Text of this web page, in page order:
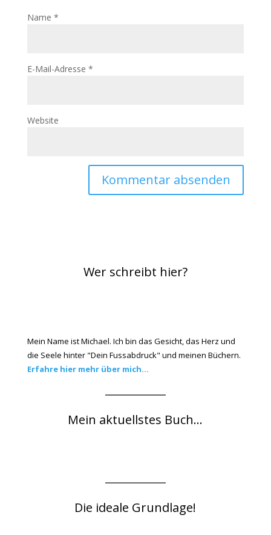
Name *
E-Mail-Adresse *
Website
Wer schreibt hier?
Mein Name ist Michael. Ich bin das Gesicht, das Herz und
die Seele hinter "Dein Fussabdruck" und meinen Büchern.
Erfahre hier mehr über mich...
Mein aktuellstes Buch...
Die ideale Grundlage!